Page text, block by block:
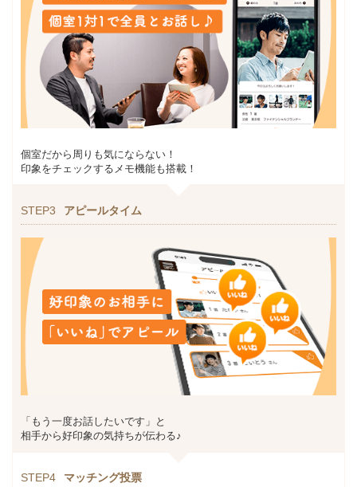
個室だから周りも気にならない！
印象をチェックするメモ機能も搭載！
STEP3 アピールタイム
「もう一度お話したいです」と
相手から好印象の気持ちが伝わる♪
STEP4 マッチング投票